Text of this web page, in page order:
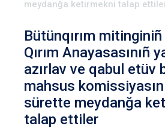
meydanğa ketirmekni talap
Bütünqırım
Qırım Anayasasınıñ
azırlav ve qabul etüv
mahsus
sürette meydanğa
talap ettiler